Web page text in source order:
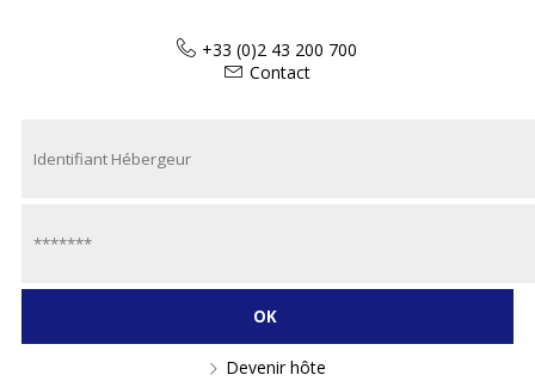
+33 (0)2 43 200 700
Contact
Devenir hôte